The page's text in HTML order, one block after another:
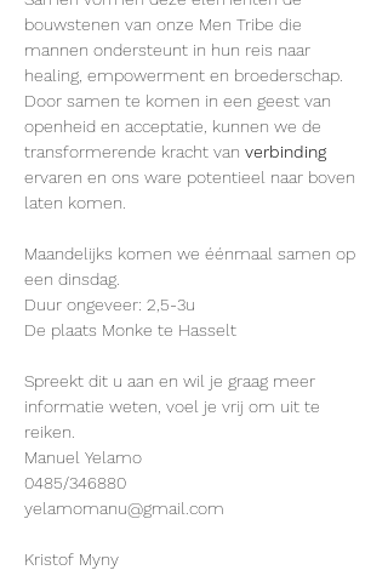
bouwstenen van onze Men Tribe die
mannen ondersteunt in hun reis naar
healing, empowerment en broederschap.
Door samen te komen in een geest van
openheid en acceptatie, kunnen we de
transformerende kracht van verbinding
ervaren en ons ware potentieel naar boven
laten komen.
Maandelijks komen we éénmaal samen op
een dinsdag.
Duur ongeveer: 2,5-3u
De plaats Monke te Hasselt
Spreekt dit u aan en wil je graag meer
informatie weten, voel je vrij om uit te
reiken.
Manuel Yelamo
0485/346880
yelamomanu@gmail.com
Kristof Myny